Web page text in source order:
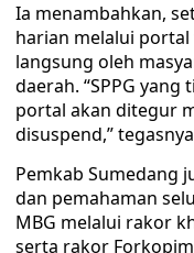
Ia menambahkan,
harian melalui
langsung oleh
daerah. “SPPG
portal akan ditegur
disuspend,”
Pemkab Sumedang
dan pemahaman
MBG melalui rakor
serta rakor